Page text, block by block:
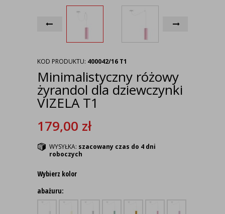
KOD PRODUKTU: 400042/16 T1
Minimalistyczny różowy
żyrandol dla dziewczynki
VIZELA T1
179,00 zł
WYSYŁKA: szacowany czas do 4 dni
roboczych
Wybierz kolor
abażuru: